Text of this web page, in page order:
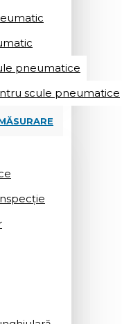
pneumatice
scule pneumatice